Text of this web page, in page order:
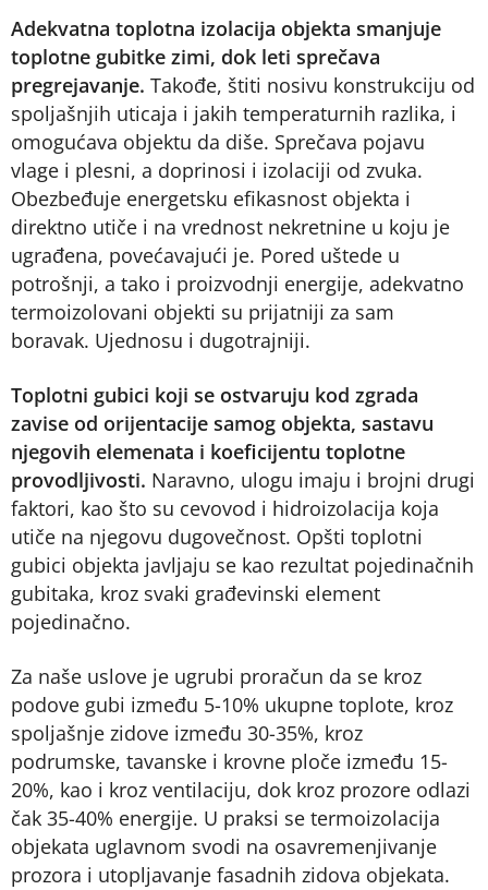
Adekvatna toplotna izolacija objekta smanjuje
toplotne gubitke zimi, dok leti sprečava
pregrejavanje. Takođe, štiti nosivu konstrukciju od
spoljašnjih uticaja i jakih temperaturnih razlika, i
omogućava objektu da diše. Sprečava pojavu
vlage i plesni, a doprinosi i izolaciji od zvuka.
Obezbeđuje energetsku efikasnost objekta i
direktno utiče i na vrednost nekretnine u koju je
ugrađena, povećavajući je. Pored uštede u
potrošnji, a tako i proizvodnji energije, adekvatno
termoizolovani objekti su prijatniji za sam
boravak. Ujednosu i dugotrajniji.
Toplotni gubici koji se ostvaruju kod zgrada
zavise od orijentacije samog objekta, sastavu
njegovih elemenata i koeficijentu toplotne
provodljivosti. Naravno, ulogu imaju i brojni drugi
faktori, kao što su cevovod i hidroizolacija koja
utiče na njegovu dugovečnost. Opšti toplotni
gubici objekta javljaju se kao rezultat pojedinačnih
gubitaka, kroz svaki građevinski element
pojedinačno.
Za naše uslove je ugrubi proračun da se kroz
podove gubi između 5-10% ukupne toplote, kroz
spoljašnje zidove između 30-35%, kroz
podrumske, tavanske i krovne ploče između 15-
20%, kao i kroz ventilaciju, dok kroz prozore odlazi
čak 35-40% energije. U praksi se termoizolacija
objekata uglavnom svodi na osavremenjivanje
prozora i utopljavanje fasadnih zidova objekata.